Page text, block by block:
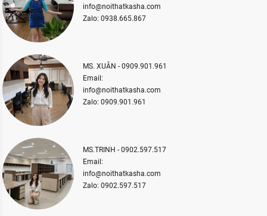
info@noithatkasha.com
Zalo: 0938.665.867
MS. XUÂN - 0909.901.961
Email:
info@noithatkasha.com
Zalo: 0909.901.961
MS.TRINH - 0902.597.517
Email:
info@noithatkasha.com
Zalo: 0902.597.517